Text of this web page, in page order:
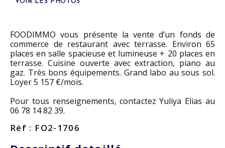
FOODIMMO vous présente la vente d’un fonds de
commerce de restaurant avec terrasse. Environ 65
places en salle spacieuse et lumineuse + 20 places en
terrasse. Cuisine ouverte avec extraction, piano au
gaz. Très bons équipements. Grand labo au sous sol.
Loyer 5 157 €/mois.
Pour tous renseignements, contactez Yuliya Elias au
06 78 14 82 39.
Réf : FO2-1706